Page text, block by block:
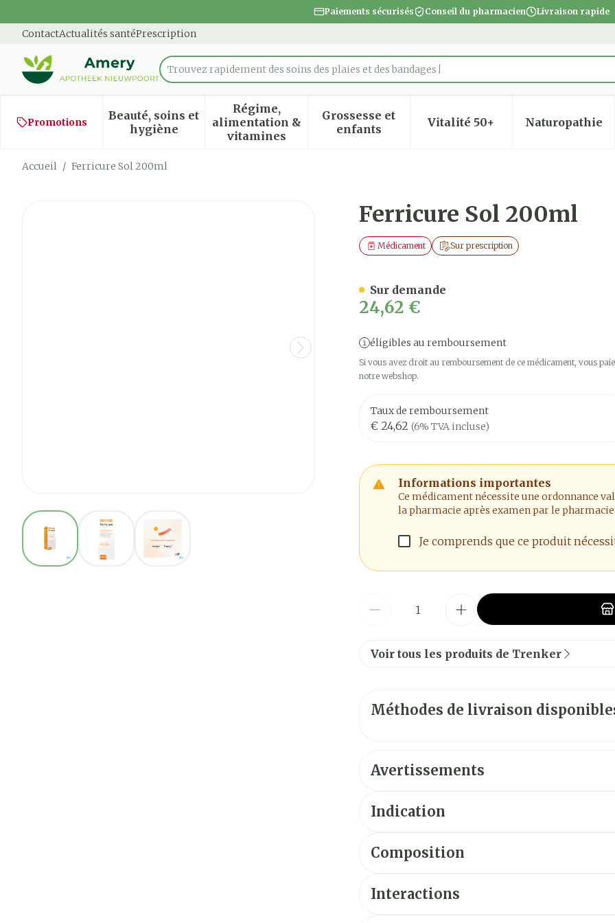
Paiements sécurisés Conseil du pharmacien Livraison rapide
ContactActualités santéPrescription
Rechercher
Trouvez rapidement des soins des plaies et des bandages
Promotions
Beauté, soins et
hygièneAfficher le sous-menu pour la catégorie Beauté, soins et hygiène
Régime,
alimentation &
vitamines
Afficher le sous-menu pour la catégorie Régime,
Grossesse et
enfantsAfficher le sous-menu pour la catégorie
Vitalité 50+Afficher le sous-menu
Naturopathie
Afficher
Accueil / Ferricure Sol 200ml
View larger imageView larger imageView larger image
Ferricure Sol 200ml
Sur prescription
Médicament
24,62 €
éligibles au remboursement
Si vous avez droit au remboursement de ce médicament, vous
notre webshop.
Taux de remboursement
€ 24,62 (6% TVA incluse)
Informations importantes
Ce médicament nécessite une ordonnance
la pharmacie après examen par le
Je comprends que ce produit
Sur demande
Voir tous les produits de Trenker
Méthodes de livraison
Avertissements
Indication
Composition
Interactions